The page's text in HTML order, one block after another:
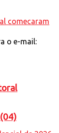
o e-mail: